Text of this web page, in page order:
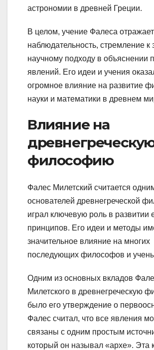
астрономии в древней Греции.
В целом, учение Фалеса
наблюдательность, стремление к
научному подходу в объяснении
явлений. Его идеи и учения
огромное влияние на развитие
науки и математики в древнем
Влияние на
философию
Фалес Милетский считается
основателей древнегреческой
играл ключевую роль в развитии
принципов. Его идеи и методы
значительное влияние на многих
последующих философов и
Одним из основных вкладов
Милетского в древнегреческую
было его утверждение о
Фалес считал, что все явления
связаны с одним простым
который он называл «архе». Эта